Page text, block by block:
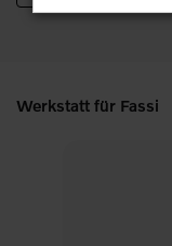
Werkstatt für Fassi